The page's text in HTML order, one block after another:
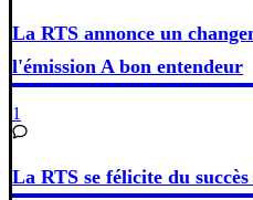
La RTS annonce un
l'émission A bon entendeur
1
La RTS se félicite du